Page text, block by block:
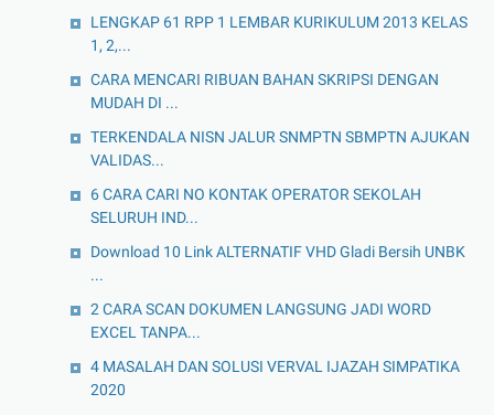
LENGKAP 61 RPP 1 LEMBAR KURIKULUM 2013 KELAS
1, 2,...
CARA MENCARI RIBUAN BAHAN SKRIPSI DENGAN
MUDAH DI ...
TERKENDALA NISN JALUR SNMPTN SBMPTN AJUKAN
VALIDAS...
6 CARA CARI NO KONTAK OPERATOR SEKOLAH
SELURUH IND...
Download 10 Link ALTERNATIF VHD Gladi Bersih UNBK
...
2 CARA SCAN DOKUMEN LANGSUNG JADI WORD
EXCEL TANPA...
4 MASALAH DAN SOLUSI VERVAL IJAZAH SIMPATIKA
2020